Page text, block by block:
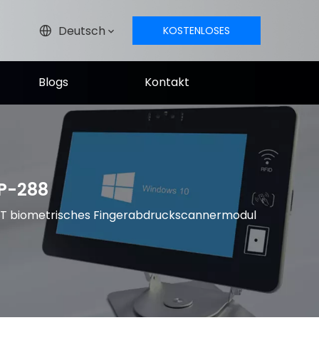
Deutsch
KOSTENLOSES
ANGEBOT
Blogs Kontakt
288
biometrisches Fingerabdruckscannermodul